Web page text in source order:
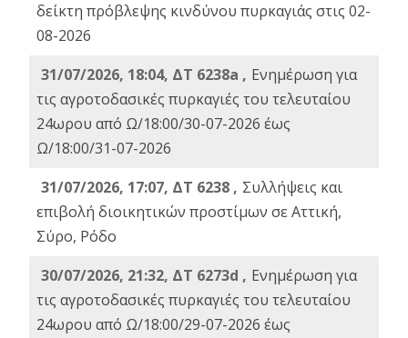
δείκτη πρόβλεψης κινδύνου πυρκαγιάς στις 02-
08-2026
31/07/2026, 18:04, ΔΤ 6238a , Ενημέρωση για
τις αγροτοδασικές πυρκαγιές του τελευταίου
24ωρου από Ω/18:00/30-07-2026 έως
Ω/18:00/31-07-2026
31/07/2026, 17:07, ΔΤ 6238 , Συλλήψεις και
επιβολή διοικητικών προστίμων σε Αττική,
Σύρο, Ρόδο
30/07/2026, 21:32, ΔΤ 6273d , Ενημέρωση για
τις αγροτοδασικές πυρκαγιές του τελευταίου
24ωρου από Ω/18:00/29-07-2026 έως